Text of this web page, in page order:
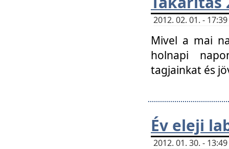
2012. 02. 01. -
Mivel a mai
holnapi
tagjainkat és
Év eleji
2012. 01. 30. -